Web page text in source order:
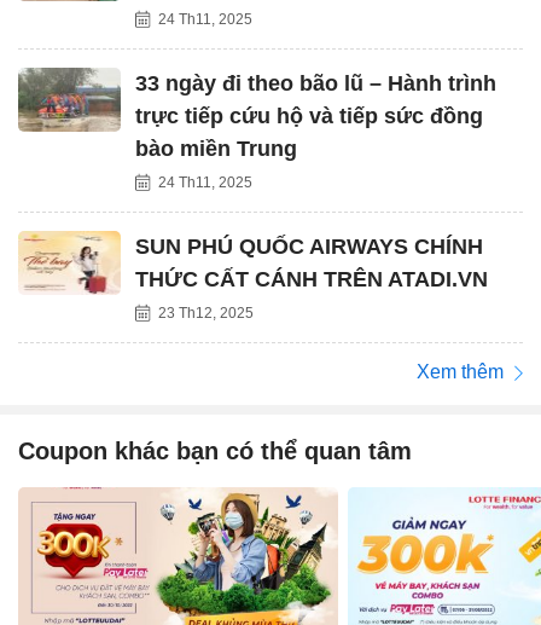
24 Th11, 2025
33 ngày đi theo bão lũ – Hành trình
trực tiếp cứu hộ và tiếp sức đồng
bào miền Trung
24 Th11, 2025
SUN PHÚ QUỐC AIRWAYS CHÍNH
THỨC CẤT CÁNH TRÊN ATADI.VN
23 Th12, 2025
Xem thêm
Coupon khác bạn có thể quan tâm